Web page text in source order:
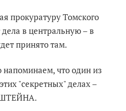
прокуратуру Томского
в центральную – в
принято там.
что один из
"секретных" делах –